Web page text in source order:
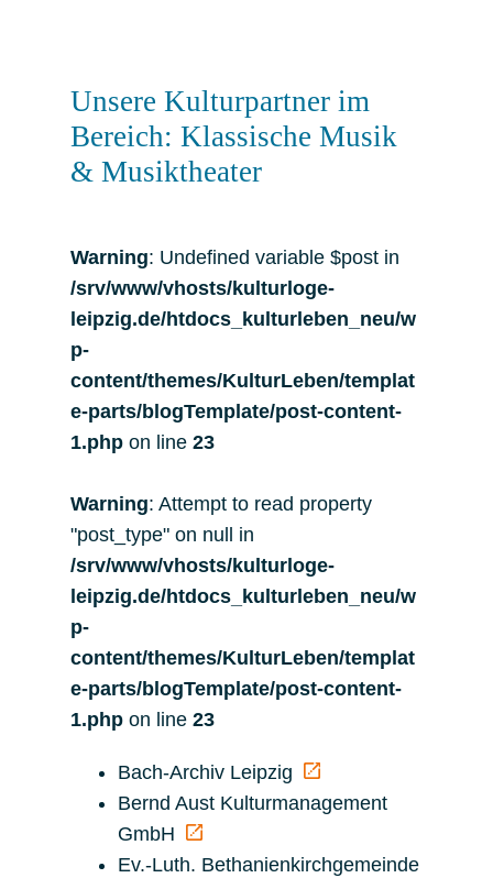
Unsere Kulturpartner im
Bereich: Klassische Musik
& Musiktheater
Warning: Undefined variable $post in
/srv/www/vhosts/kulturloge-
leipzig.de/htdocs_kulturleben_neu/w
p-
content/themes/KulturLeben/templat
e-parts/blogTemplate/post-content-
1.php on line 23
Warning: Attempt to read property
"post_type" on null in
/srv/www/vhosts/kulturloge-
leipzig.de/htdocs_kulturleben_neu/w
p-
content/themes/KulturLeben/templat
e-parts/blogTemplate/post-content-
1.php on line 23
Bach-Archiv Leipzig
Bernd Aust Kulturmanagement
GmbH
Ev.-Luth. Bethanienkirchgemeinde